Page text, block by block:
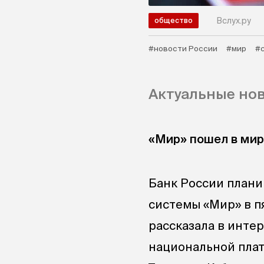
общество Вслух.ру
#новости России #мир
Актуальные
«Мир» пошел в мир
Банк России
системы «Мир» в
рассказала в
национальной